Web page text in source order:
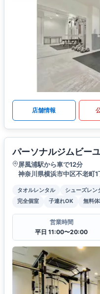
店舗情報
パーソナルジムビー
屏風浦駅から車で12分
神奈川県横浜市中区不老町
タオルレンタル シューズレン
完全個室
子連れOK 無料
営業時間
平日 11:00〜20:00